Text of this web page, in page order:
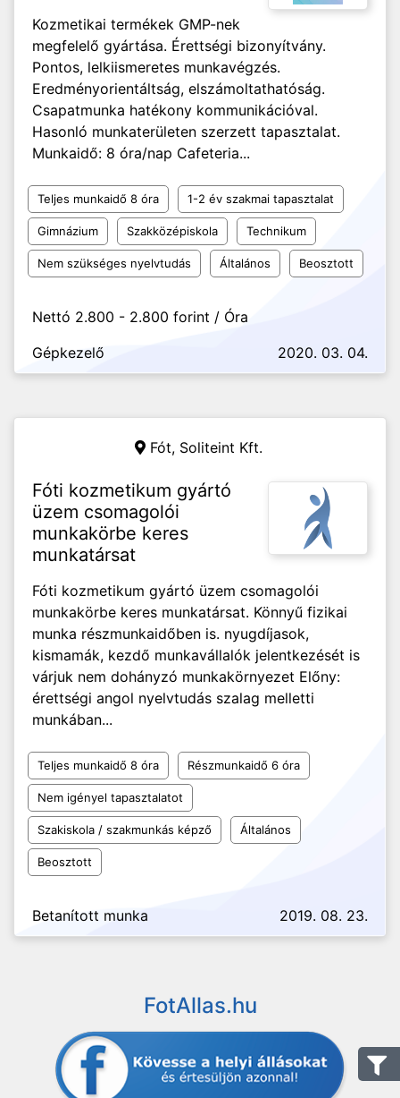
Kozmetikai termékek GMP-nek
megfelelő gyártása. Érettségi bizonyítvány.
Pontos, lelkiismeretes munkavégzés.
Eredményorientáltság, elszámoltathatóság.
Csapatmunka hatékony kommunikációval.
Hasonló munkaterületen szerzett tapasztalat.
Munkaidő: 8 óra/nap Cafeteria...
Teljes munkaidő 8 óra 1-2 év szakmai tapasztalat
Gimnázium Szakközépiskola Technikum
Nem szükséges nyelvtudás Általános Beosztott
Nettó 2.800 - 2.800 forint / Óra
Gépkezelő
2020. 03. 04.
Fót, Soliteint Kft.
Fóti kozmetikum gyártó
üzem csomagolói
munkakörbe keres
munkatársat
Fóti kozmetikum gyártó üzem csomagolói
munkakörbe keres munkatársat. Könnyű fizikai
munka részmunkaidőben is. nyugdíjasok,
kismamák, kezdő munkavállalók jelentkezését is
várjuk nem dohányzó munkakörnyezet Előny:
érettségi angol nyelvtudás szalag melletti
munkában...
Teljes munkaidő 8 óra Részmunkaidő 6 óra
Nem igényel tapasztalatot
Szakiskola / szakmunkás képző Általános
Beosztott
Betanított munka 2019. 08. 23.
FotAllas.hu